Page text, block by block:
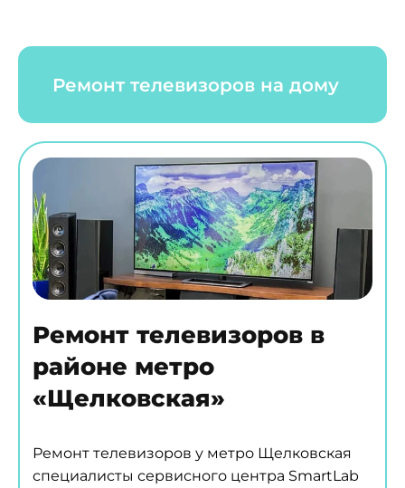
Ремонт телевизоров на дому
Ремонт телевизоров в
районе метро
«Щелковская»
Ремонт телевизоров у метро Щелковская
специалисты сервисного центра SmartLab